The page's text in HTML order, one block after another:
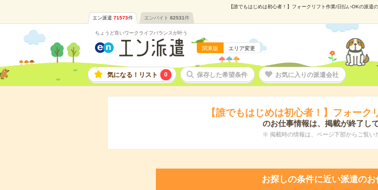
【誰でもはじめは初心者！】フォークリフト作業/日払いOKの派
エン派遣 71573件 エンバイト 82531件
ちょうど良いワークライフバランスが叶う
関東版 エリア変更
気になる！リスト 0 保存した希望条件 お気に入りの派遣会社
【誰でもはじめは初心者！】フォーク
のお仕事情報は、掲載が終了して
※ 掲載時の情報は、ページ下部からご覧い
お探しの条件に近い派遣のお